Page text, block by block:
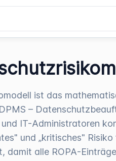
ist das
–
IT-Administratoren
und „kritisches" Risiko
damit alle ROPA-